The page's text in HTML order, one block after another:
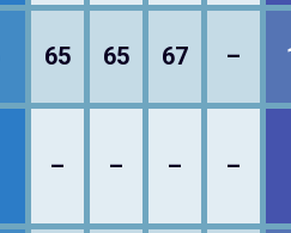
65 65 67 –
– – – –